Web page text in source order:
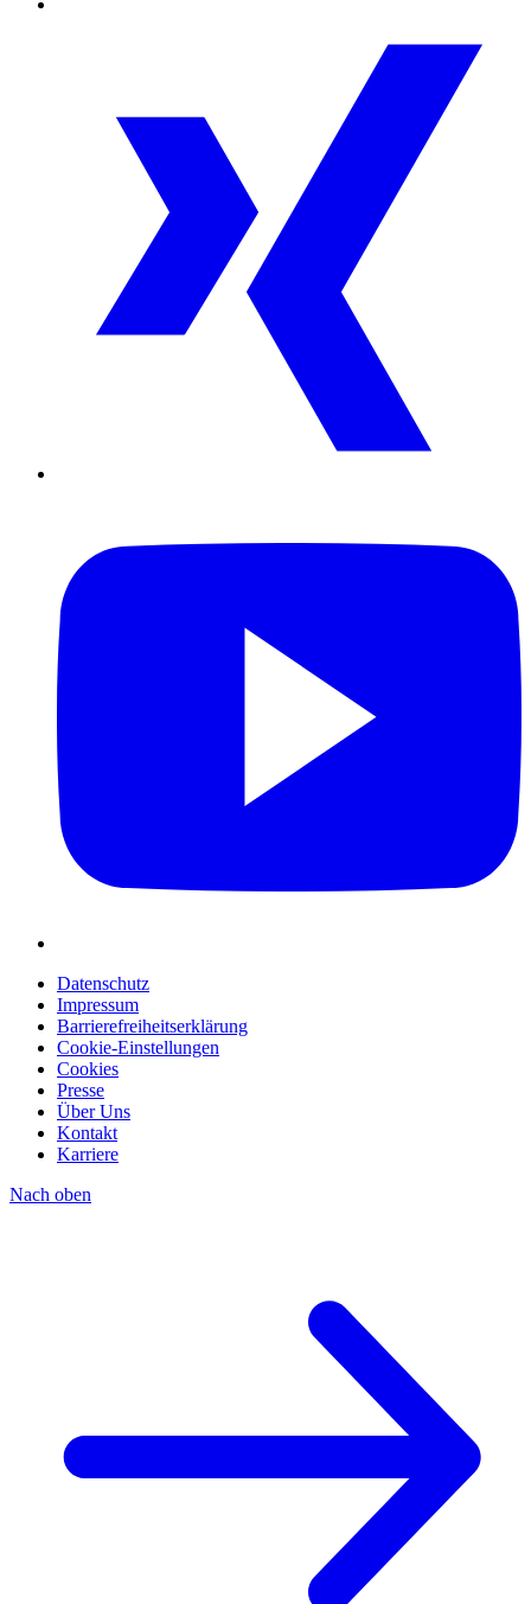
Datenschutz
Impressum
Barrierefreiheitserklärung
Cookie-Einstellungen
Cookies
Presse
Über Uns
Kontakt
Karriere
Nach oben